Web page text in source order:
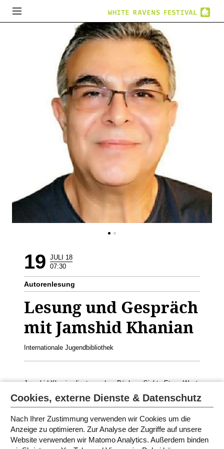
19 JULI 18
07:30
Autorenlesung
Lesung und Gespräch
mit Jamshid Khanian
Internationale Jugendbibliothek
Jamshid Khanian liest aus dem BüchernSiebte Etage West
iranische Gesellschaft. Geeignet für 9.-11. Klasse
PROGRAMM IN MÜNCHEN 2018
Cookies, externe Dienste & Datenschutz
Nach Ihrer Zustimmung verwenden wir Cookies um die
Anzeige zu optimieren. Zur Analyse der Zugriffe auf unsere
Website verwenden wir Matomo Analytics. Außerdem binden